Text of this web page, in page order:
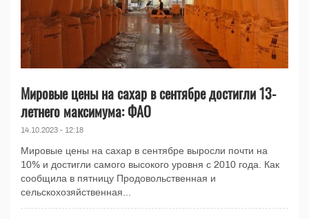
Мировые цены на сахар в сентябре достигли 13-
летнего максимума: ФАО
14.10.2023 - 12:18
Мировые цены на сахар в сентябре выросли почти на
10% и достигли самого высокого уровня с 2010 года. Как
сообщила в пятницу Продовольственная и
сельскохозяйственная...